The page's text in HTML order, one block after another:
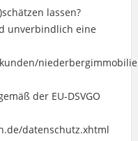
lassen?
unverbindlich eine
der EU-DSVGO
datenschutz.xhtml